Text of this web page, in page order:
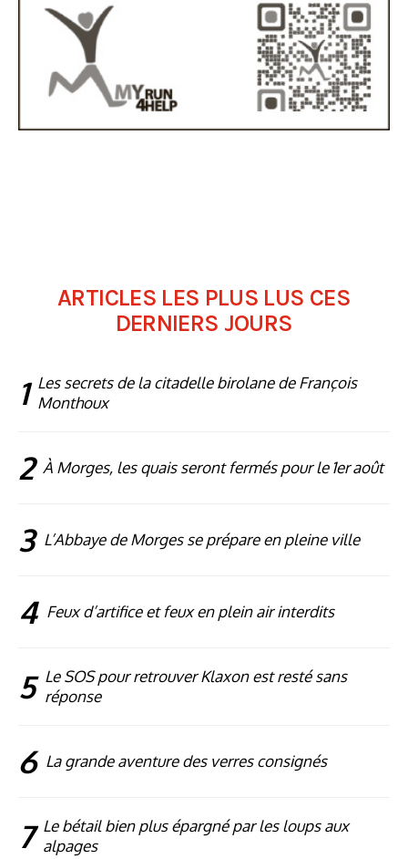
ARTICLES LES PLUS LUS CES
DERNIERS JOURS
1 Les secrets de la citadelle birolane de François
Monthoux
2 À Morges, les quais seront fermés pour le 1er août
3 L’Abbaye de Morges se prépare en pleine ville
4 Feux d’artifice et feux en plein air interdits
5 Le SOS pour retrouver Klaxon est resté sans
réponse
6 La grande aventure des verres consignés
7 Le bétail bien plus épargné par les loups aux
alpages